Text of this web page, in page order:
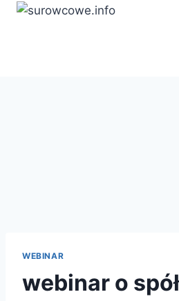
Przejdź
WEBINAR
webinar o